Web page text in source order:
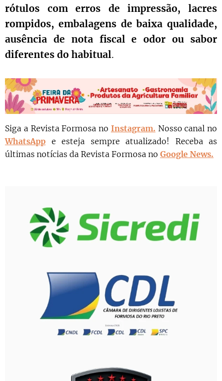
rótulos com erros de impressão, lacres
rompidos, embalagens de baixa qualidade,
ausência de nota fiscal e odor ou sabor
diferentes do habitual.
Siga a Revista Formosa no Instagram. Nosso canal no
WhatsApp e esteja sempre atualizado! Receba as
últimas notícias da Revista Formosa no Google News.